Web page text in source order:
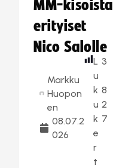
MM-kisoista
erityiset
Nico Salolle
Markku
Huopon
en
08.07.2
026
L
u
k
u
k
e
r
t
3
8
2
7